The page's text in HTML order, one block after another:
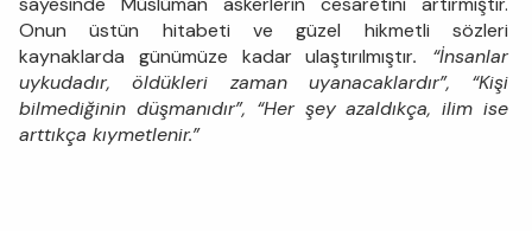
Onun üstün hitabeti ve güzel hikmetli sözleri
kaynaklarda günümüze kadar ulaştırılmıştır. “İnsanlar
uykudadır, öldükleri zaman uyanacaklardır”, “Kişi
bilmediğinin düşmanıdır”, “Her şey azaldıkça, ilim ise
arttıkça kıymetlenir.”